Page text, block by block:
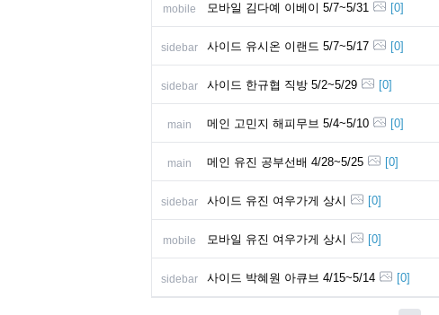
mobile 모바일 김다예 이베이 5/7~5/31 [0]
sidebar 사이드 유시온 이랜드 5/7~5/17 [0]
sidebar 사이드 한규협 직방 5/2~5/29 [0]
main 메인 고민지 해피무브 5/4~5/10 [0]
main 메인 유진 공부선배 4/28~5/25 [0]
sidebar 사이드 유진 여우가게 상시 [0]
mobile 모바일 유진 여우가게 상시 [0]
sidebar 사이드 박혜원 아큐브 4/15~5/14 [0]